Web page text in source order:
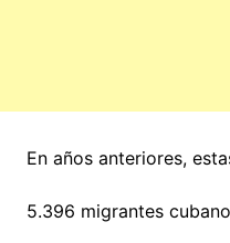
En años anteriores,
5.396 migrantes